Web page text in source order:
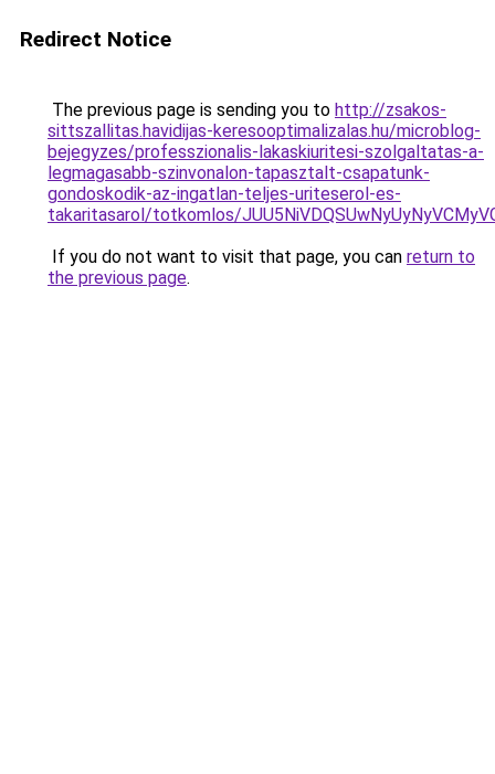
Redirect Notice
The previous page is sending you to http://zsakos-
sittszallitas.havidijas-keresooptimalizalas.hu/microblog-
bejegyzes/professzionalis-lakaskiuritesi-szolgaltatas-a-
legmagasabb-szinvonalon-tapasztalt-csapatunk-
gondoskodik-az-ingatlan-teljes-uriteserol-es-
takaritasarol/totkomlos/
If you do not want to visit that page, you can return to
the previous page.